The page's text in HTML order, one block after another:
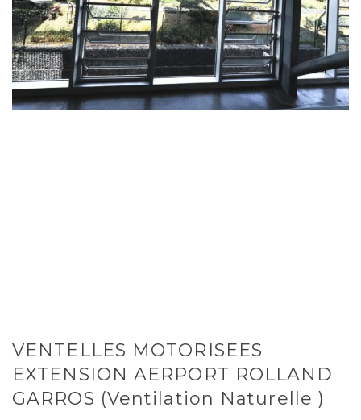
VENTELLES MOTORISEES
EXTENSION AERPORT ROLLAND
GARROS (Ventilation Naturelle )